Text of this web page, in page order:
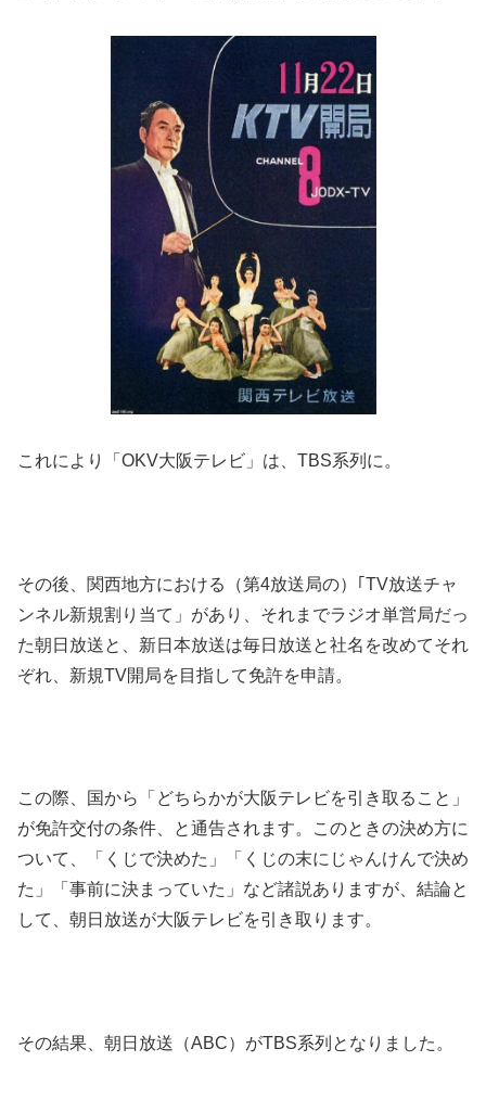
これにより「OKV大阪テレビ」は、TBS系列に。
その後、関西地方における（第4放送局の）｢TV放送チャ
ンネル新規割り当て」があり、それまでラジオ単営局だっ
た朝日放送と、新日本放送は毎日放送と社名を改めてそれ
ぞれ、新規TV開局を目指して免許を申請。
この際、国から「どちらかが大阪テレビを引き取ること」
が免許交付の条件、と通告されます。このときの決め方に
ついて、「くじで決めた」「くじの末にじゃんけんで決め
た」「事前に決まっていた」など諸説ありますが、結論と
して、朝日放送が大阪テレビを引き取ります。
その結果、朝日放送（ABC）がTBS系列となりました。